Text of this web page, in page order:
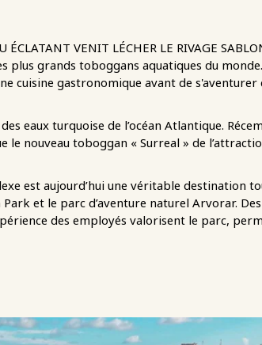
VENIT LÉCHER LE RIVAGE
grands toboggans aquatiques du
cuisine gastronomique avant de s'aventurer
eaux turquoise de l’océan Atlantique.
le nouveau toboggan « Surreal » de
est aujourd’hui une véritable destination
et le parc d’aventure naturel Arvorar.
des employés valorisent le parc,